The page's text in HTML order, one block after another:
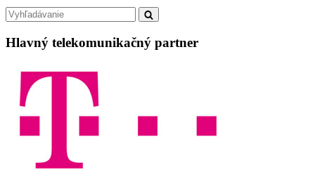
Primary
Sidebar
Search
for:
Hlavný telekomunikačný partner